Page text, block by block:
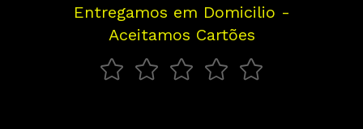
Entregamos em Domicilio -
Aceitamos Cartões